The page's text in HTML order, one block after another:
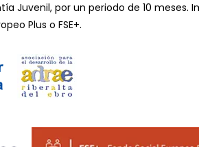
Juvenil, por un periodo de 10 meses.
Plus o FSE+.